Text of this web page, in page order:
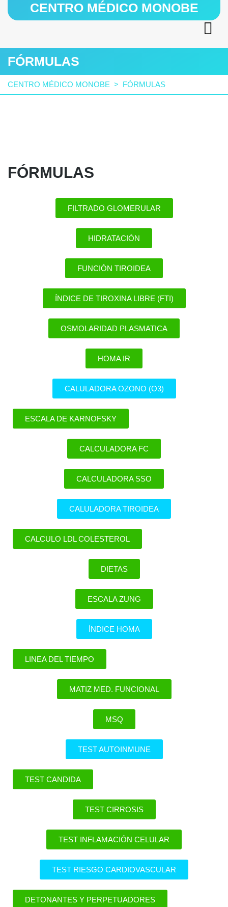
CENTRO MÉDICO MONOBE
FÓRMULAS
CENTRO MÉDICO MONOBE > FÓRMULAS
FÓRMULAS
FILTRADO GLOMERULAR
HIDRATACIÓN
FUNCIÓN TIROIDEA
ÍNDICE DE TIROXINA LIBRE (FTI)
OSMOLARIDAD PLASMATICA
HOMA IR
CALULADORA OZONO (O3)
ESCALA DE KARNOFSKY
CALCULADORA FC
CALCULADORA SSO
CALULADORA TIROIDEA
CALCULO LDL COLESTEROL
DIETAS
ESCALA ZUNG
ÍNDICE HOMA
LINEA DEL TIEMPO
MATIZ MED. FUNCIONAL
MSQ
TEST AUTOINMUNE
TEST CANDIDA
TEST CIRROSIS
TEST INFLAMACIÓN CELULAR
TEST RIESGO CARDIOVASCULAR
DETONANTES Y PERPETUADORES